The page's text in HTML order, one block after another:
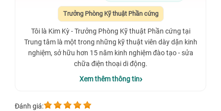
Trưởng Phòng Kỹ thuật Phần cứng
Tôi là Kim Kỳ - Trưởng Phòng Kỹ thuật Phần cứng tại
Trung tâm là một trong những kỹ thuật viên dày dặn kinh
nghiệm, sở hữu hơn 15 năm kinh nghiệm đào tạo - sửa
chữa điện thoại di động.
Xem thêm thông tin
Đánh giá: